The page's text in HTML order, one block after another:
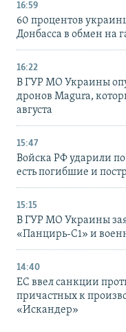
16:59
60 процентов
Донбасса в обмен на
16:22
В ГУР МО Украины
дронов Magura,
августа
15:47
Войска РФ ударили
есть погибшие и
15:15
В ГУР МО Украины
«Панцирь-С1» и
14:40
ЕС ввел санкции
причастных к
«Искандер»